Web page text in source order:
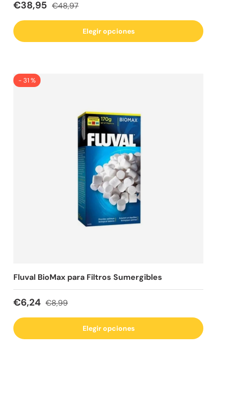
Precio de venta
€38,95 Precio normal
€48,97
Elegir opciones
- 31 %
Fluval BioMax para Filtros Sumergibles
Precio de venta
€6,24 Precio normal
€8,99
Elegir opciones